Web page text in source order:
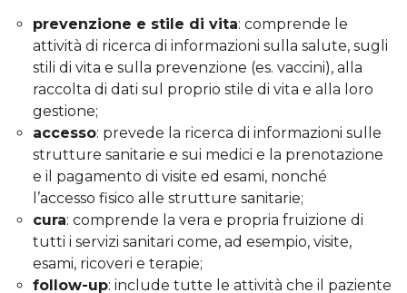
prevenzione e stile di vita: comprende le
attività di ricerca di informazioni sulla salute, sugli
stili di vita e sulla prevenzione (es. vaccini), alla
raccolta di dati sul proprio stile di vita e alla loro
gestione;
accesso: prevede la ricerca di informazioni sulle
strutture sanitarie e sui medici e la prenotazione
e il pagamento di visite ed esami, nonché
l’accesso fisico alle strutture sanitarie;
cura: comprende la vera e propria fruizione di
tutti i servizi sanitari come, ad esempio, visite,
esami, ricoveri e terapie;
follow-up: include tutte le attività che il paziente